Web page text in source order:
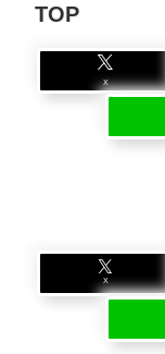
TOP
X
X